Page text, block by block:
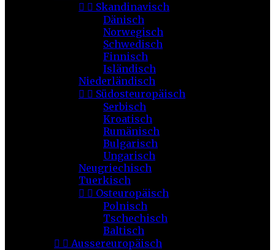
  Skandinavisch
Dänisch
Norwegisch
Schwedisch
Finnisch
Isländisch
Niederländisch
  Südosteuropäisch
Serbisch
Kroatisch
Rumänisch
Bulgarisch
Ungarisch
Neugriechisch
Tuerkisch
  Osteuropäisch
Polnisch
Tschechisch
Baltisch
  Aussereuropäisch